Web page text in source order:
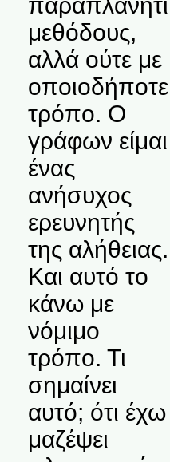
μεθόδους,
αλλά ούτε με
οποιοδήποτε
τρόπο. Ο
γράφων είμαι
ένας
ανήσυχος
ερευνητής
της αλήθειας.
Και αυτό το
κάνω με
νόμιμο
τρόπο. Τι
σημαίνει
αυτό; ότι έχω
μαζέψει